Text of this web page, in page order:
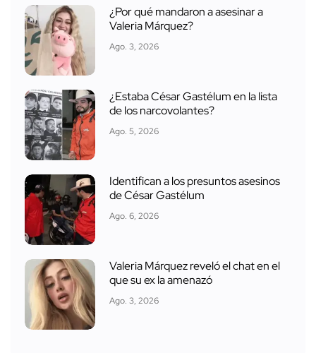
¿Por qué mandaron a asesinar a
Valeria Márquez?
Ago. 3, 2026
¿Estaba César Gastélum en la lista
de los narcovolantes?
Ago. 5, 2026
Identifican a los presuntos asesinos
de César Gastélum
Ago. 6, 2026
Valeria Márquez reveló el chat en el
que su ex la amenazó
Ago. 3, 2026